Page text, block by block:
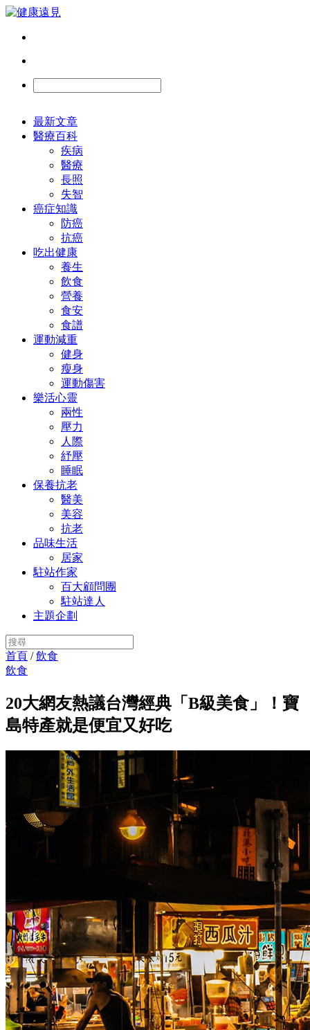
最新文章
醫療百科
疾病
醫療
長照
失智
癌症知識
防癌
抗癌
吃出健康
養生
飲食
營養
食安
食譜
運動減重
健身
瘦身
運動傷害
樂活心靈
兩性
壓力
人際
紓壓
睡眠
保養抗老
醫美
美容
抗老
品味生活
居家
駐站作家
百大顧問團
駐站達人
主題企劃
首頁 /飲食
飲食
20大網友熱議台灣經典「B級美食」！寶
島特產就是便宜又好吃